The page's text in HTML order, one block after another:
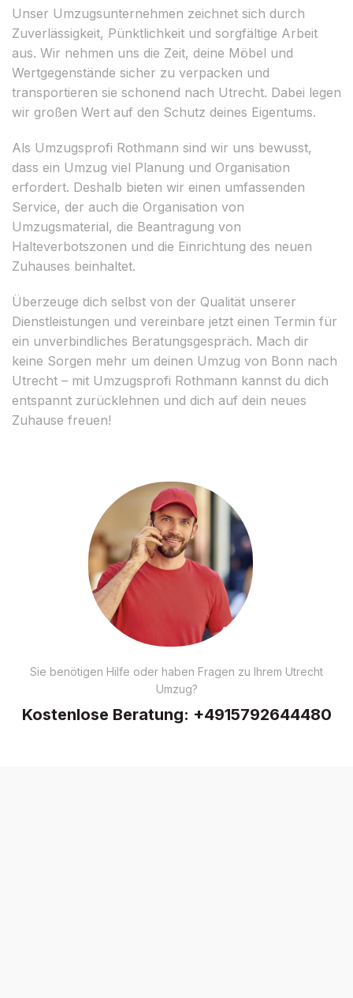
Unser Umzugsunternehmen zeichnet sich durch
Zuverlässigkeit, Pünktlichkeit und sorgfältige Arbeit
aus. Wir nehmen uns die Zeit, deine Möbel und
Wertgegenstände sicher zu verpacken und
transportieren sie schonend nach Utrecht. Dabei legen
wir großen Wert auf den Schutz deines Eigentums.
Als Umzugsprofi Rothmann sind wir uns bewusst,
dass ein Umzug viel Planung und Organisation
erfordert. Deshalb bieten wir einen umfassenden
Service, der auch die Organisation von
Umzugsmaterial, die Beantragung von
Halteverbotszonen und die Einrichtung des neuen
Zuhauses beinhaltet.
Überzeuge dich selbst von der Qualität unserer
Dienstleistungen und vereinbare jetzt einen Termin für
ein unverbindliches Beratungsgespräch. Mach dir
keine Sorgen mehr um deinen Umzug von Bonn nach
Utrecht – mit Umzugsprofi Rothmann kannst du dich
entspannt zurücklehnen und dich auf dein neues
Zuhause freuen!
Sie benötigen Hilfe oder haben Fragen zu Ihrem Utrecht
Umzug?
Kostenlose Beratung: +4915792644480